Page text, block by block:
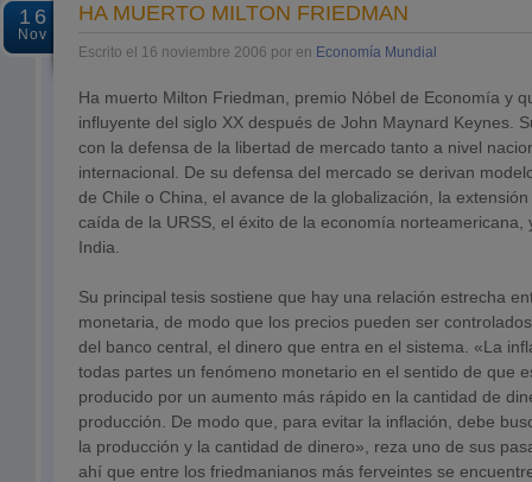
16
Nov
HA MUERTO MILTON FRIEDMAN
Escrito el 16 noviembre 2006 por en Economía Mundial
Ha muerto Milton Friedman, premio Nóbel de Economía y
influyente del siglo XX después de John Maynard Keynes.
con la defensa de la libertad de mercado tanto a nivel
internacional. De su defensa del mercado se derivan
de Chile o China, el avance de la globalización, la
caída de la URSS, el éxito de la economía norteamericana,
India.
Su principal tesis sostiene que hay una relación estrecha
monetaria, de modo que los precios pueden ser
del banco central, el dinero que entra en el sistema. «La
todas partes un fenómeno monetario en el sentido de que
producido por un aumento más rápido en la cantidad de
producción. De modo que, para evitar la inflación, debe
la producción y la cantidad de dinero», reza uno de sus
ahí que entre los friedmanianos más ferveintes se